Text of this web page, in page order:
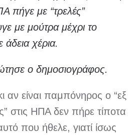
πήγε με “τρελές”
με μούτρα μέχρι το
χέρια.
ο δημοσιογράφος.
αν είναι παμπόνηρος ο “εξ
στις ΗΠΑ δεν πήρε τίποτα
που ήθελε, γιατί ίσως